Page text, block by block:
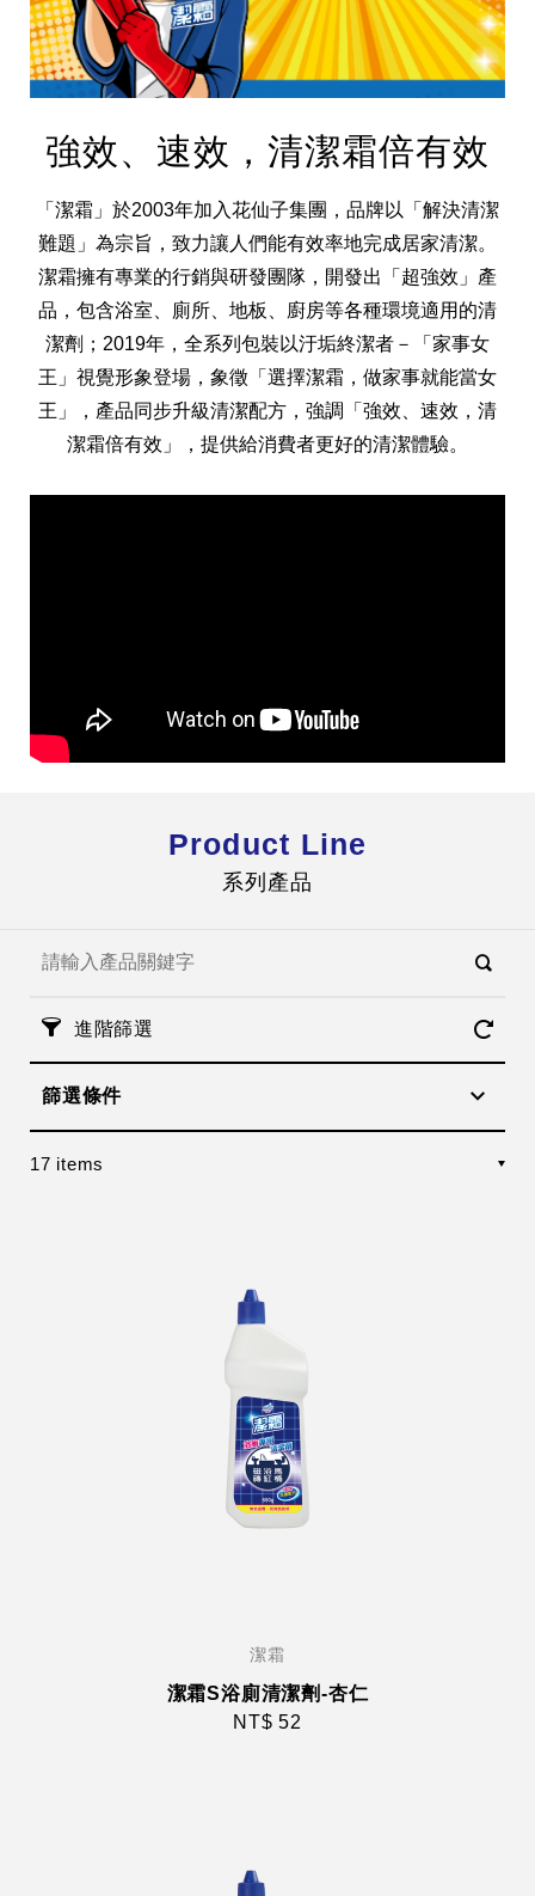
集團歷史
全球經營版圖
財務資訊
提供年報、每季財報、法說會資訊
海外代理
不斷創新突破，致力提供消費者更舒適、方便的居家生
活
強效、速效，清潔霜倍有效
「潔霜」於2003年加入花仙子集團，品牌以「解決清潔
難題」為宗旨，致力讓人們能有效率地完成居家清潔。
潔霜擁有專業的行銷與研發團隊，開發出「超強效」產
品，包含浴室、廁所、地板、廚房等各種環境適用的清
潔劑；2019年，全系列包裝以汙垢終潔者－「家事女
王」視覺形象登場，象徵「選擇潔霜，做家事就能當女
王」，產品同步升級清潔配方，強調「強效、速效，清
潔霜倍有效」，提供給消費者更好的清潔體驗。
Product Line
系列產品
進階篩選
篩選條件
17 items
潔霜
潔霜S浴廁清潔劑-杏仁
NT$ 52